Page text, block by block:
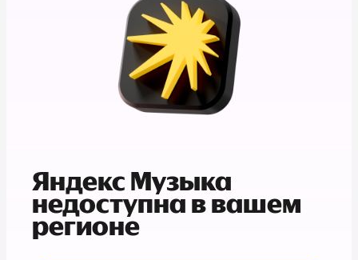
Яндекс Музыка
недоступна в вашем
регионе